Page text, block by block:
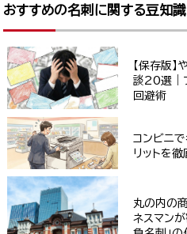
おすすめの名刺に関する豆知識
【保存版
談20選｜
回避術
コンビニ
リットを
丸の内の
ネスマン